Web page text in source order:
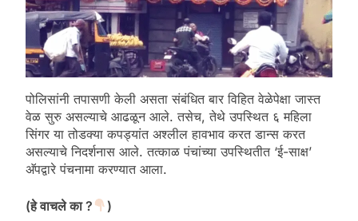
पोलिसांनी तपासणी केली असता संबंधित बार विहित वेळेपेक्षा जास्त
वेळ सुरु असल्याचे आढळून आले. तसेच, तेथे उपस्थित ६ महिला
सिंगर या तोडक्या कपड्यांत अश्लील हावभाव करत डान्स करत
असल्याचे निदर्शनास आले. तत्काळ पंचांच्या उपस्थितीत ‘ई-साक्ष’
अ‍ॅपद्वारे पंचनामा करण्यात आला.
(हे वाचले का ? )